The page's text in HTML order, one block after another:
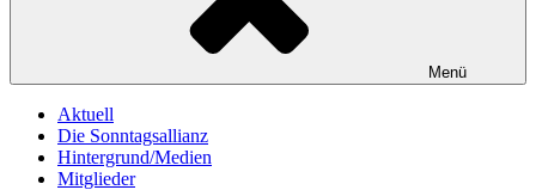
Menü
Aktuell
Die Sonntagsallianz
Hintergrund/Medien
Mitglieder